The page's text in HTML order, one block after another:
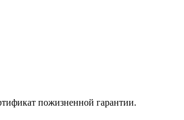
пожизненной гарантии.